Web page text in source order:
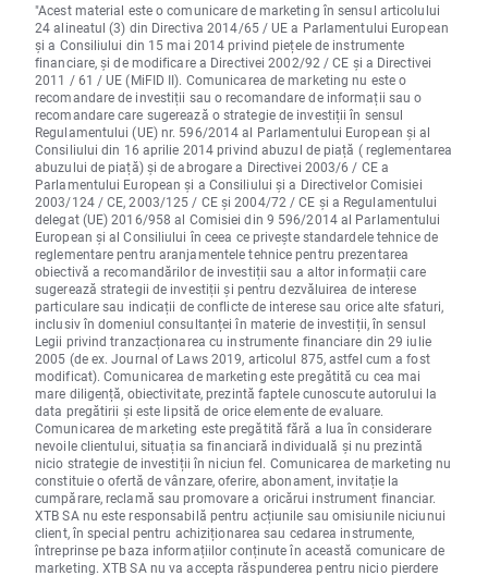
"Acest material este o comunicare de marketing în sensul articolului
24 alineatul (3) din Directiva 2014/65 / UE a Parlamentului European
și a Consiliului din 15 mai 2014 privind piețele de instrumente
financiare, și de modificare a Directivei 2002/92 / CE și a Directivei
2011 / 61 / UE (MiFID II). Comunicarea de marketing nu este o
recomandare de investiții sau o recomandare de informații sau o
recomandare care sugerează o strategie de investiții în sensul
Regulamentului (UE) nr. 596/2014 al Parlamentului European și al
Consiliului din 16 aprilie 2014 privind abuzul de piață ( reglementarea
abuzului de piață) și de abrogare a Directivei 2003/6 / CE a
Parlamentului European și a Consiliului și a Directivelor Comisiei
2003/124 / CE, 2003/125 / CE și 2004/72 / CE și a Regulamentului
delegat (UE) 2016/958 al Comisiei din 9 596/2014 al Parlamentului
European și al Consiliului în ceea ce privește standardele tehnice de
reglementare pentru aranjamentele tehnice pentru prezentarea
obiectivă a recomandărilor de investiții sau a altor informații care
sugerează strategii de investiții și pentru dezvăluirea de interese
particulare sau indicații de conflicte de interese sau orice alte sfaturi,
inclusiv în domeniul consultanței în materie de investiții, în sensul
Legii privind tranzacționarea cu instrumente financiare din 29 iulie
2005 (de ex. Journal of Laws 2019, articolul 875, astfel cum a fost
modificat). Comunicarea de marketing este pregătită cu cea mai
mare diligență, obiectivitate, prezintă faptele cunoscute autorului la
data pregătirii și este lipsită de orice elemente de evaluare.
Comunicarea de marketing este pregătită fără a lua în considerare
nevoile clientului, situația sa financiară individuală și nu prezintă
nicio strategie de investiții în niciun fel. Comunicarea de marketing nu
constituie o ofertă de vânzare, oferire, abonament, invitație la
cumpărare, reclamă sau promovare a oricărui instrument financiar.
XTB SA nu este responsabilă pentru acțiunile sau omisiunile niciunui
client, în special pentru achiziționarea sau cedarea instrumente,
întreprinse pe baza informațiilor conținute în această comunicare de
marketing. XTB SA nu va accepta răspunderea pentru nicio pierdere